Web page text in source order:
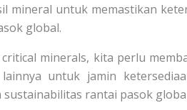
mineral untuk memastikan
global.
minerals, kita perlu
untuk jamin
sustainabilitas rantai pasok